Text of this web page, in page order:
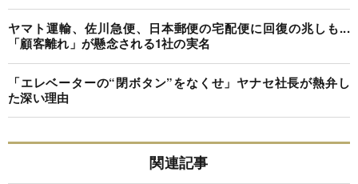
ヤマト運輸、佐川急便、日本郵便の宅配便に回復の兆しも...
「顧客離れ」が懸念される1社の実名
「エレベーターの“閉ボタン”をなくせ」ヤナセ社長が熱弁し
た深い理由
関連記事